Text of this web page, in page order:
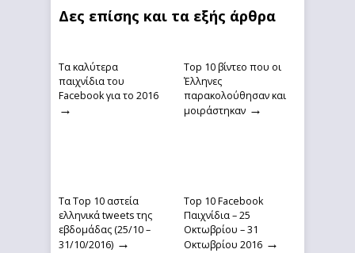
Δες επίσης και τα εξής άρθρα
Τα καλύτερα
παιχνίδια του
Facebook για το 2016
→
Top 10 βίντεο που οι
Έλληνες
παρακολούθησαν και
μοιράστηκαν →
Τα Top 10 αστεία
ελληνικά tweets της
εβδομάδας (25/10 –
31/10/2016) →
Top 10 Facebook
Παιχνίδια – 25
Οκτωβρίου – 31
Οκτωβρίου 2016 →